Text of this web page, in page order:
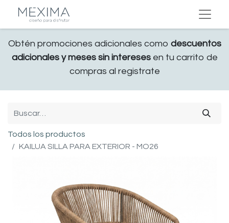
Obtén promociones adicionales como descuentos
adicionales y meses sin interesesen tu carrito de
compras al registrate
Todos los productos
KAILUA SILLA PARA EXTERIOR - MO26